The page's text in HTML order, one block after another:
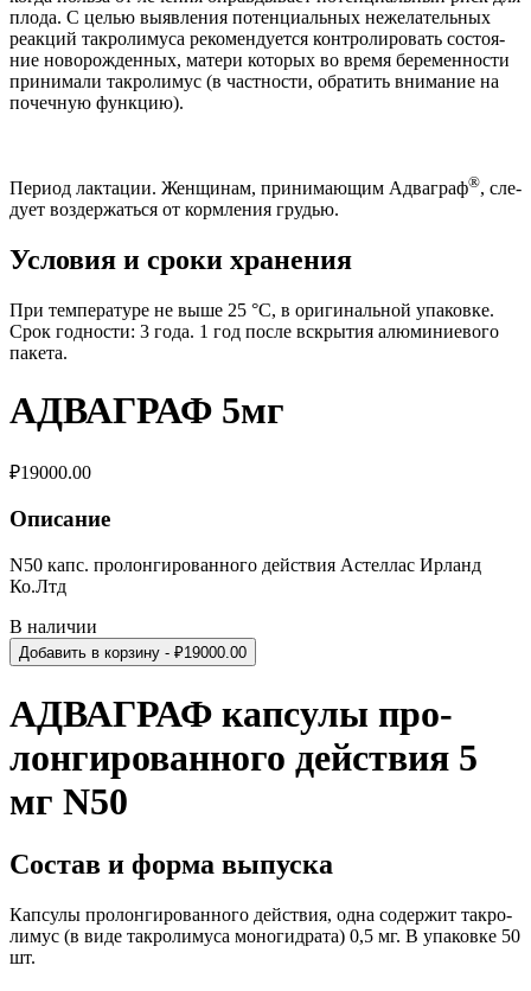
плода. С целью выяв­ле­ния потенци­аль­ных неже­ла­тель­ных
реакций такро­лимуса рекомен­ду­ется кон­тро­ли­ро­вать состо­я­
ние ново­рож­ден­ных, матери кото­рых во время беремен­но­сти
при­нимали такро­лимус (в част­но­сти, обра­тить внима­ние на
почеч­ную функцию).
Период лак­тации. Женщи­нам, при­нимающим Адваграф®, сле­
дует воз­держаться от корм­ле­ния грудью.
Усло­вия и сроки хранения
При темпе­ра­туре не выше 25 °C, в ориги­наль­ной упа­ковке.
Срок год­но­сти: 3 года. 1 год после вскрытия алюми­ни­е­вого
пакета.
АДВАГРАФ 5мг
₽19000.00
Описание
N50 капс. пролонгированного действия Астеллас Ирланд
Ко.Лтд
В наличии
Добавить в корзину - ₽19000.00
АДВАГРАФ кап­сулы про­
лонги­ро­ван­ного действия 5
мг N50
Состав и форма выпуска
Кап­сулы про­лонги­ро­ван­ного действия, одна содержит такро­
лимус (в виде такро­лимуса моногид­рата) 0,5 мг. В упа­ковке 50
шт.